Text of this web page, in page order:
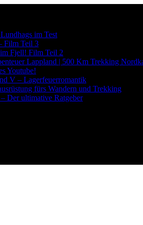
im Test
Film Teil 3
Fjell! Film Teil 2
Lappland | 500 Km Trekking
Youtube!
V – Lagerfeuerromantik
fürs Wandern und Trekking
Der ultimative Ratgeber